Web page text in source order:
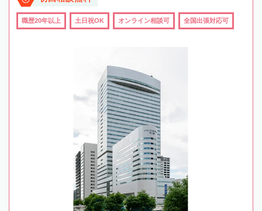
職歴20年以上 土日祝OK オンライン相談可 全国出張対応可